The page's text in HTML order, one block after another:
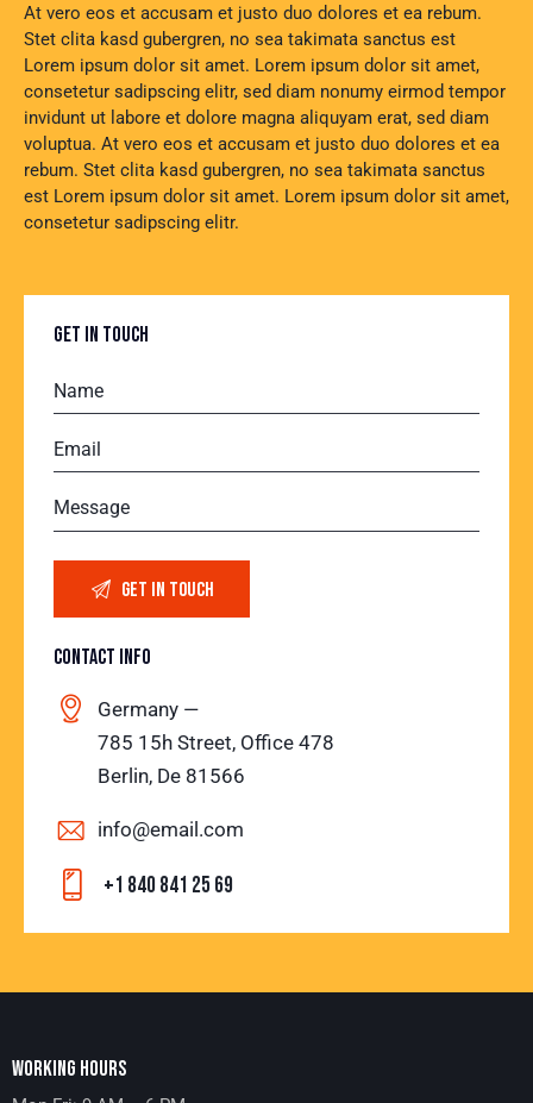
At vero eos et accusam et justo duo dolores et ea rebum.
Stet clita kasd gubergren, no sea takimata sanctus est
Lorem ipsum dolor sit amet. Lorem ipsum dolor sit amet,
consetetur sadipscing elitr, sed diam nonumy eirmod tempor
invidunt ut labore et dolore magna aliquyam erat, sed diam
voluptua. At vero eos et accusam et justo duo dolores et ea
rebum. Stet clita kasd gubergren, no sea takimata sanctus
est Lorem ipsum dolor sit amet. Lorem ipsum dolor sit amet,
consetetur sadipscing elitr.
GET IN TOUCH
CONTACT INFO
Germany —
785 15h Street, Office 478
Berlin, De 81566
info@email.com
+1 840 841 25 69
WORKING HOURS